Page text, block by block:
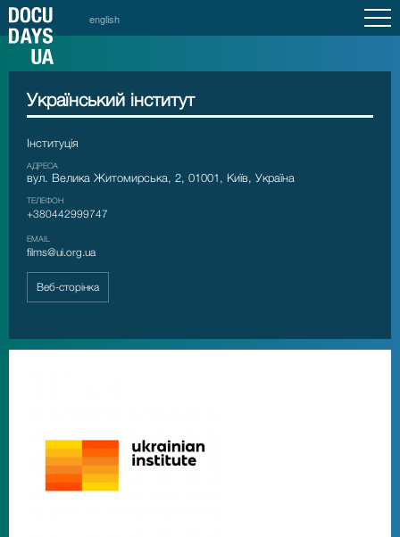
english
Український інститут
Інституція
АДРЕСА
вул. Велика Житомирська, 2, 01001, Київ, Україна
ТЕЛЕФОН
+380442999747
EMAIL
films@ui.org.ua
Веб-сторінка